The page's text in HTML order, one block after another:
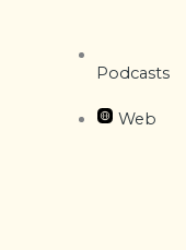
Podcasts
Web